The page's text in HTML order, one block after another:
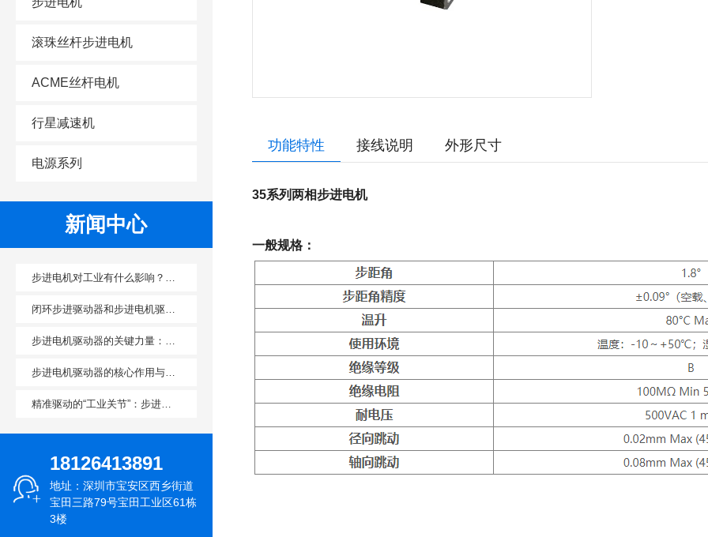
滚珠丝杆步进电机
ACME丝杆电机
行星减速机
电源系列
新闻中心
步进电机对工业有什么影响？赋
能工业自动化升级的核心价值
闭环步进驱动器和步进电机驱动
器的作用及应用场景区别
步进电机驱动器的关键力量：工
业精密运动控制的核心保障
步进电机驱动器的核心作用与主
流应用场景
精准驱动的“工业关节”：步进电
机在多领域的应用版图
18126413891
地址：深圳市宝安区西乡街道
宝田三路79号宝田工业区61栋
3楼
功能特性 接线说明 外形尺寸
35系列两相步进电机
一般规格：